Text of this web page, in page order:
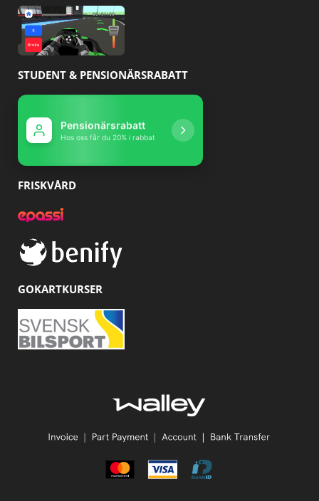
STUDENT & PENSIONÄRSRABATT
Pensionärsrabatt
Hos oss får du 20% i rabbat
FRISKVÅRD
GOKARTKURSER